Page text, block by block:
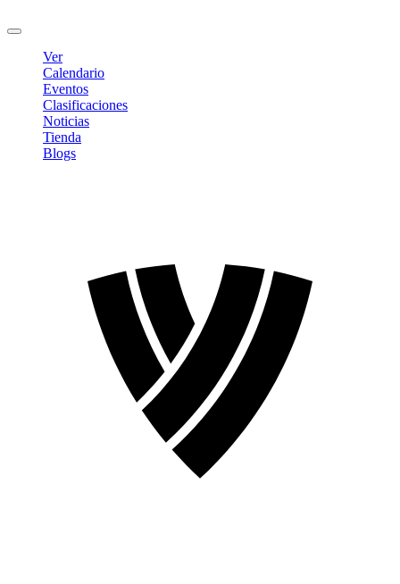
Ver
Calendario
Eventos
Clasificaciones
Noticias
Tienda
Blogs